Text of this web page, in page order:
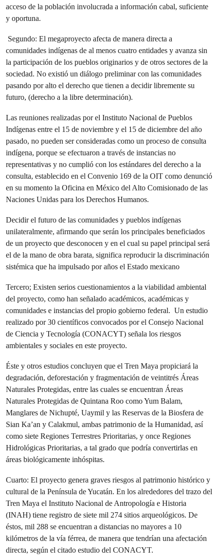
acceso de la población involucrada a información cabal, suficiente
y oportuna.
Segundo: El megaproyecto afecta de manera directa a
comunidades indígenas de al menos cuatro entidades y avanza sin
la participación de los pueblos originarios y de otros sectores de la
sociedad. No existió un diálogo preliminar con las comunidades
pasando por alto el derecho que tienen a decidir libremente su
futuro, (derecho a la libre determinación).
Las reuniones realizadas por el Instituto Nacional de Pueblos
Indígenas entre el 15 de noviembre y el 15 de diciembre del año
pasado, no pueden ser consideradas como un proceso de consulta
indígena, porque se efectuaron a través de instancias no
representativas y no cumplió con los estándares del derecho a la
consulta, establecido en el Convenio 169 de la OIT como denunció
en su momento la Oficina en México del Alto Comisionado de las
Naciones Unidas para los Derechos Humanos.
Decidir el futuro de las comunidades y pueblos indígenas
unilateralmente, afirmando que serán los principales beneficiados
de un proyecto que desconocen y en el cual su papel principal será
el de la mano de obra barata, significa reproducir la discriminación
sistémica que ha impulsado por años el Estado mexicano
Tercero; Existen serios cuestionamientos a la viabilidad ambiental
del proyecto, como han señalado académicos, académicas y
comunidades e instancias del propio gobierno federal. Un estudio
realizado por 30 científicos convocados por el Consejo Nacional
de Ciencia y Tecnología (CONACYT) señala los riesgos
ambientales y sociales en este proyecto.
Éste y otros estudios concluyen que el Tren Maya propiciará la
degradación, deforestación y fragmentación de veintitrés Áreas
Naturales Protegidas, entre las cuales se encuentran Áreas
Naturales Protegidas de Quintana Roo como Yum Balam,
Manglares de Nichupté, Uaymil y las Reservas de la Biosfera de
Sian Ka’an y Calakmul, ambas patrimonio de la Humanidad, así
como siete Regiones Terrestres Prioritarias, y once Regiones
Hidrológicas Prioritarias, a tal grado que podría convertirlas en
áreas biológicamente inhóspitas.
Cuarto: El proyecto genera graves riesgos al patrimonio histórico y
cultural de la Península de Yucatán. En los alrededores del trazo del
Tren Maya el Instituto Nacional de Antropología e Historia
(INAH) tiene registro de siete mil 274 sitios arqueológicos. De
éstos, mil 288 se encuentran a distancias no mayores a 10
kilómetros de la vía férrea, de manera que tendrían una afectación
directa, según el citado estudio del CONACYT.